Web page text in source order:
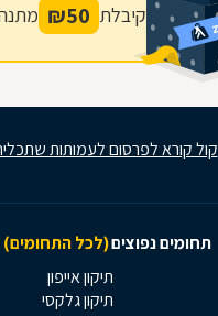
קיבלת 50
₪
קול קורא לפרסום לעמותות
תחומים נפוצים(לכל התחומים)
תיקון אייפון
תיקון גלקסי